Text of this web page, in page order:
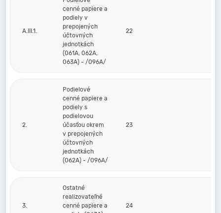
A.III.1.
cenné papiere a
podiely v
prepojených
účtovných
jednotkách
(061A, 062A,
063A) - /096A/
22
2.
Podielové
cenné papiere a
podiely s
podielovou
účasťou okrem
v prepojených
účtovných
jednotkách
(062A) - /096A/
23
3.
Ostatné
realizovateľné
cenné papiere a
24